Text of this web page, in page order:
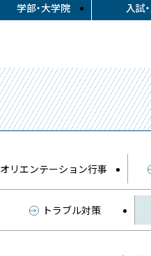
学部・大学院 入試
オリエンテーション行事
トラブル対策